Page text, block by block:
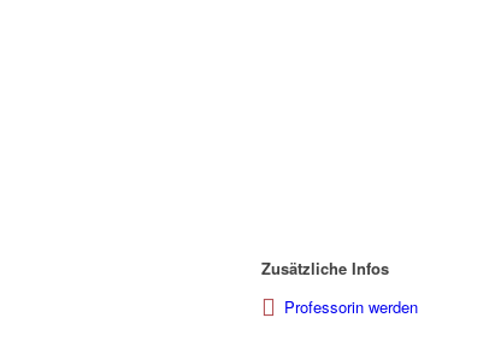
Zusätzliche Infos
Professorin werden